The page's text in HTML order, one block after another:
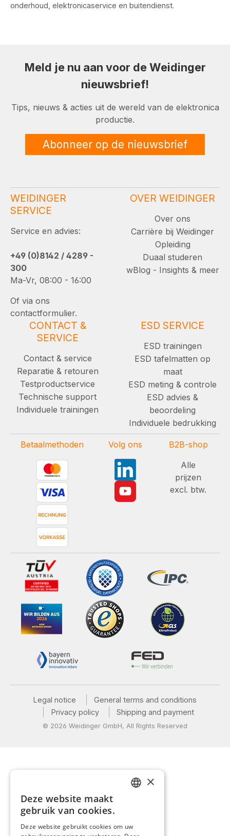
onderhoud, elektronicaservice en buitendienst.
Meld je nu aan voor de Weidinger
nieuwsbrief!
Tips, nieuws & acties uit de wereld van de elektronica
productie.
Abonneer op de nieuwsbrief
WEIDINGER
SERVICE
Service en advies:
+49 (0)8142 / 4289 -
300
Ma-Vr, 08:00 - 16:00
Of via ons
contactformulier.
OVER WEIDINGER
Over ons
Carrière bij Weidinger
Opleiding
Duaal studeren
wBlog - Insights & meer
CONTACT &
SERVICE
Contact & service
Reparatie & retouren
Testproductservice
Technische support
Individuele trainingen
ESD SERVICE
ESD trainingen
ESD tafelmatten op
maat
ESD meting & controle
ESD advies &
beoordeling
Individuele bedrukking
Betaalmethoden Volg ons
B2B-shop
Alle
prijzen
excl. btw.
Legal notice
General terms and conditions
Privacy policy
Shipping and payment
© 2026 Weidinger GmbH, All Rights Reserved
×
Deze website maakt
gebruik van cookies.
Deze website gebruikt cookies om uw